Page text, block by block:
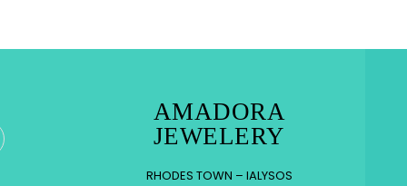
AMADORA
JEWELERY
RHODES TOWN – IALYSOS